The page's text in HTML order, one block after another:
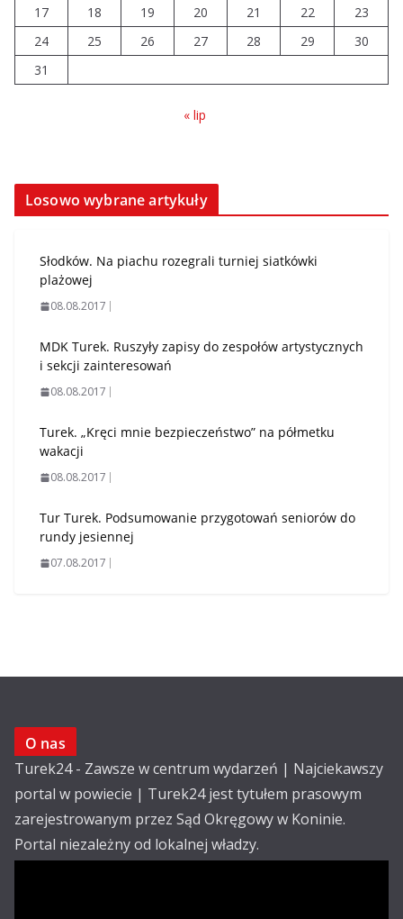
17
18 19 20 21 22
23
24
25 26 27 28 29
30
31
« lip
Losowo wybrane artykuły
Słodków. Na piachu rozegrali turniej siatkówki
plażowej
08.08.2017
MDK Turek. Ruszyły zapisy do zespołów artystycznych
i sekcji zainteresowań
08.08.2017
Turek. „Kręci mnie bezpieczeństwo” na półmetku
wakacji
08.08.2017
Tur Turek. Podsumowanie przygotowań seniorów do
rundy jesiennej
07.08.2017
O nas
Turek24 - Zawsze w centrum wydarzeń | Najciekawszy
portal w powiecie | Turek24 jest tytułem prasowym
zarejestrowanym przez Sąd Okręgowy w Koninie.
Portal niezależny od lokalnej władzy.